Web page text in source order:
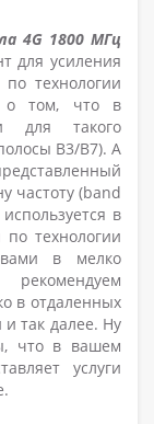
4G 1800 МГц
для усиления
технологии
о том, что в
для такого
B3/B7). А
частоту (band
в
технологии
в мелко
в отдаленных
и так далее. Ну
что в вашем
услуги